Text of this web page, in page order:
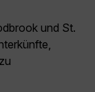
und St.